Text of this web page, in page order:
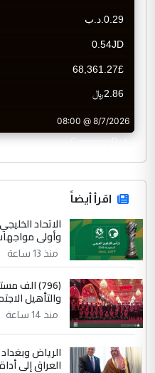
CurrencyRate
اقرأ أيضاً
وأولى
منذ 13 ساعة
(796) الف
والتأهيل
منذ 14 ساعة
الرياض
العراق إلى